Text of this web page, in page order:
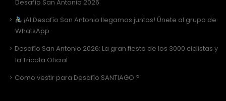
Desafío San Antonio 2026
¡Al Desafío San Antonio llegamos juntos! Únete al grupo de
WhatsApp
Desafío San Antonio 2026: La gran fiesta de los 3000 ciclistas y
la Tricota Oficial
Como vestir para Desafío SANTIAGO ?